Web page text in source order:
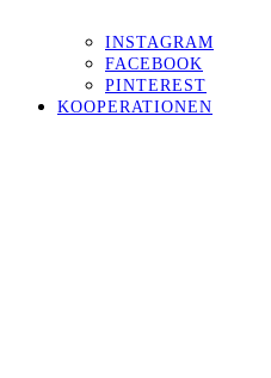
INSTAGRAM
FACEBOOK
PINTEREST
KOOPERATIONEN